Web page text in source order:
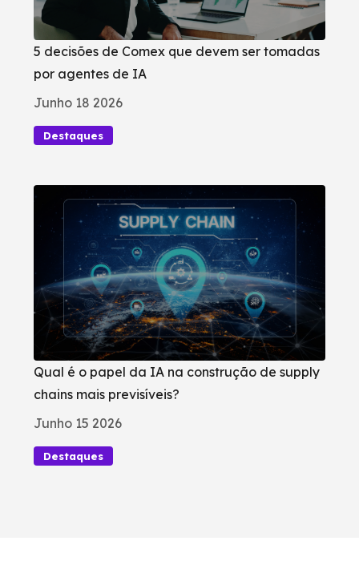
5 decisões de Comex que devem ser tomadas
por agentes de IA
Junho 18 2026
Destaques
Qual é o papel da IA na construção de supply
chains mais previsíveis?
Junho 15 2026
Destaques